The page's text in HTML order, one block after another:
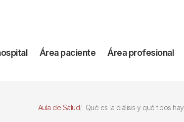
Área paciente Área profesional
Aula de Salud Qué es la diálisis y qué tipos hay